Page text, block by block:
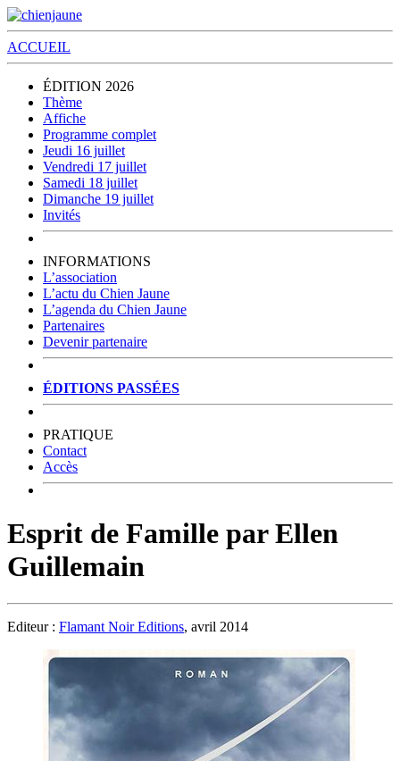
ACCUEIL
ÉDITION 2026
Thème
Affiche
Programme complet
Jeudi 16 juillet
Vendredi 17 juillet
Samedi 18 juillet
Dimanche 19 juillet
Invités
INFORMATIONS
L’association
L’actu du Chien Jaune
L’agenda du Chien Jaune
Partenaires
Devenir partenaire
ÉDITIONS PASSÉES
PRATIQUE
Contact
Accès
Esprit de Famille par Ellen
Guillemain
Editeur : Flamant Noir Editions, avril 2014